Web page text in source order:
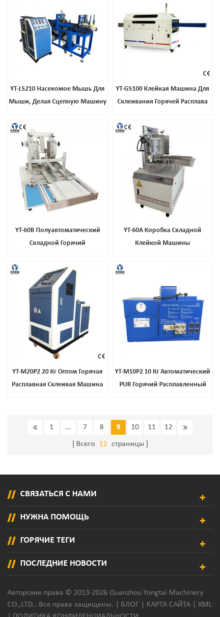
YT-LS210 Насекомое Мышь Для
Мыши, Делая Сцепную Машину
YT-GS100 Клейкая Машина Для
Склеивания Горячей Расплава
Пневматическая Склеивая
Папка Gluer Машина
YT-60B Полуавтоматический
Складной Горячий
Машины
YT-60A Коробка Складной
Клейкой Машины
YT-M20P2 20 Кг Оптом Горячая
Расплавная Склеивая Машина
YT-M10P2 10 Кг Автоматический
PUR Горячий Расплавленный
1 ... 7 8 9 10 11 12
Всего 12 страницы
СВЯЗАТЬСЯ С НАМИ
НУЖНА ПОМОЩЬ
ГОРЯЧИЕ ТЕГИ
ПОСЛЕДНИЕ НОВОСТИ
Авторские права © 2013-2026 Quanzhou Yongtai Machinery
CO.,LTD.. Все права защищены. | БЛОГ КАРТА САЙТА
XML